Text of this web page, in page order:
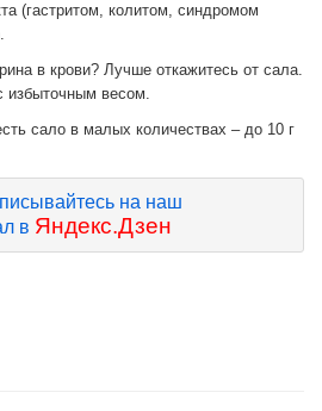
(гастритом, колитом, синдромом
в крови? Лучше откажитесь от сала.
избыточным весом.
сало в малых количествах – до 10 г
на наш
в Яндекс.Дзен